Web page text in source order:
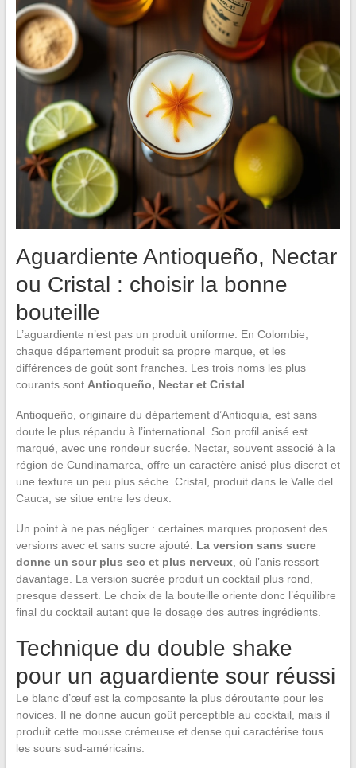
Aguardiente Antioqueño, Nectar
ou Cristal : choisir la bonne
bouteille
L’aguardiente n’est pas un produit uniforme. En Colombie,
chaque département produit sa propre marque, et les
différences de goût sont franches. Les trois noms les plus
courants sont Antioqueño, Nectar et Cristal
Antioqueño, originaire du département d’Antioquia, est sans
doute le plus répandu à l’international. Son profil anisé est
marqué, avec une rondeur sucrée. Nectar, souvent associé à la
région de Cundinamarca, offre un caractère anisé plus discret et
une texture un peu plus sèche. Cristal, produit dans le Valle del
Cauca, se situe entre les deux.
Un point à ne pas négliger : certaines marques proposent des
versions avec et sans sucre ajouté. La version sans sucre
donne un sour plus sec et plus nerveux, où l’anis ressort
davantage. La version sucrée produit un cocktail plus rond,
presque dessert. Le choix de la bouteille oriente donc l’équilibre
final du cocktail autant que le dosage des autres ingrédients.
Technique du double shake
pour un aguardiente sour réussi
Le blanc d’œuf est la composante la plus déroutante pour les
novices. Il ne donne aucun goût perceptible au cocktail, mais il
produit cette mousse crémeuse et dense qui caractérise tous
les sours sud-américains.